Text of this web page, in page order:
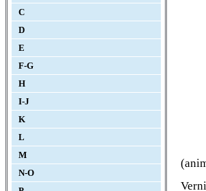
C
D
E
F-G
H
I-J
K
L
M
N-O